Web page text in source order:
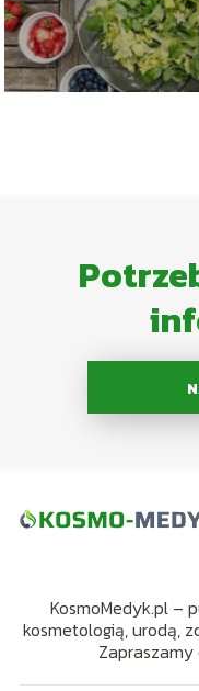
KosmoMedyk.pl –
kosmetologią, urodą,